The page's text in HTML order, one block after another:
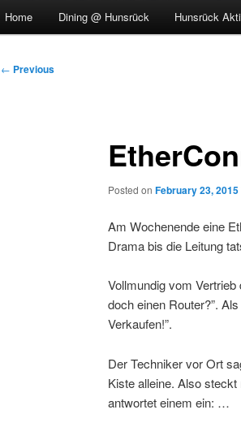
Home Dining @ Hunsrück Hunsrück
Post
← Previous
Posted on February 23, 2015
Am Wochenende eine
Drama bis die Leitung
Vollmundig vom
doch einen Router?”.
Verkaufen!”.
Der Techniker vor Ort
Kiste alleine. Also
antwortet einem ein: …